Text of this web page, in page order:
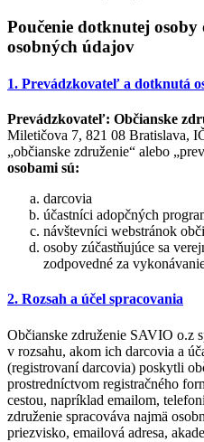
Poučenie dotknutej osoby
osobných údajov
1. Prevádzkovateľ a dotknutá
Prevádzkovateľ: Občianske
Miletičova 7, 821 08 Bratislava,
„občianske združenie“ alebo
osobami sú:
darcovia
účastníci adopčných
návštevníci webstránok
osoby zúčastňujúce sa
zodpovedné za
2. Rozsah a účel spracovania
Občianske združenie SAVIO o.z
v rozsahu, akom ich darcovia a
(registrovaní darcovia) poskytli
prostredníctvom registračného
cestou, napríklad emailom,
združenie spracováva najmä
priezvisko, emailová adresa,